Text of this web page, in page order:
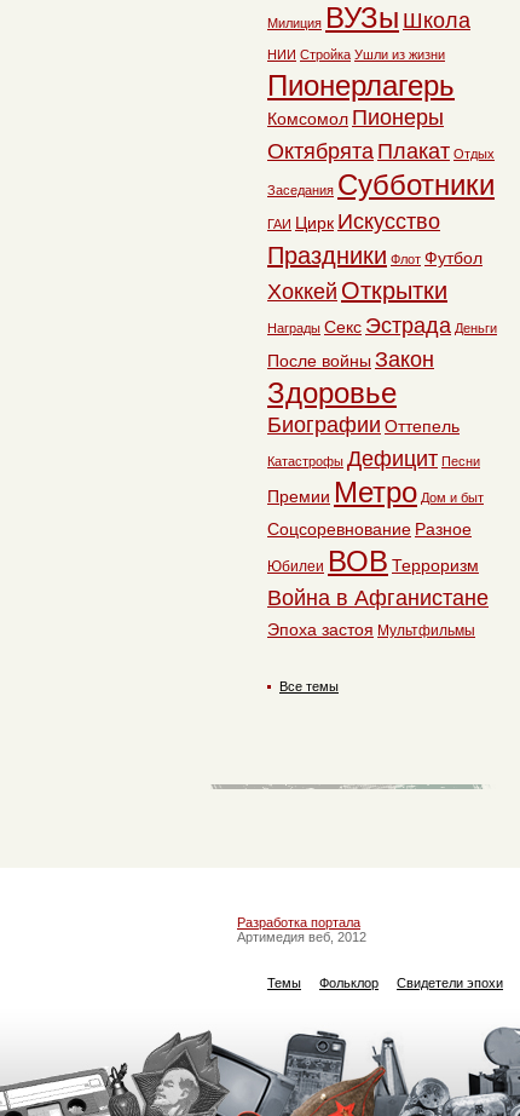
Милиция ВУЗы Школа
НИИ Стройка Ушли из жизни
Пионерлагерь
Комсомол Пионеры
Октябрята Плакат Отдых
Заседания Субботники
ГАИ Цирк Искусство
Праздники Флот Футбол
Хоккей Открытки
Награды Секс Эстрада Деньги
После войны Закон
Здоровье
Биографии Оттепель
Катастрофы Дефицит Песни
Премии Метро Дом и быт
Соцсоревнование Разное
Юбилеи ВОВ Терроризм
Война в Афганистане
Эпоха застоя Мультфильмы
Все темы
Разработка портала
Артимедия веб, 2012
Темы Фольклор Свидетели эпохи